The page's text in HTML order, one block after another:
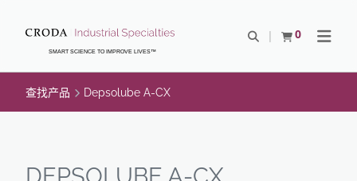
CONTENTSMART SCIENCE TO IMPROVE LIVES™
Open Search
0
查看购物车Open
查找产品 Depsolube A-CX